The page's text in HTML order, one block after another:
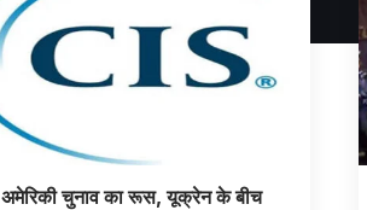
अमेरिकी चुनाव का रूस, यूक्रेन के बीच